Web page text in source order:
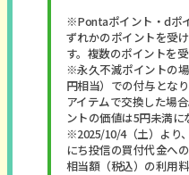
※Pontaポイント・dポ
ずれかのポイントを受
す。複数のポイントを
※永久不滅ポイントの
円相当）での付与とな
アイテムで交換した場
ントの価値は5円未満に
※2025/10/4（土）より
にち投信の買付代金へ
相当額（税込）の利用